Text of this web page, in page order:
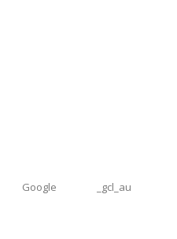
Google _gcl_au